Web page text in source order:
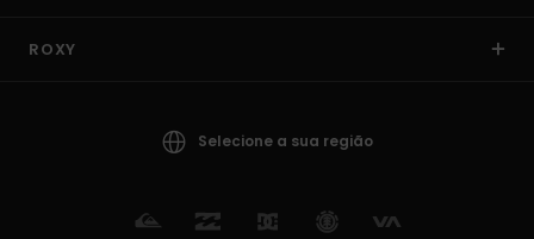
ROXY
Selecione a sua região